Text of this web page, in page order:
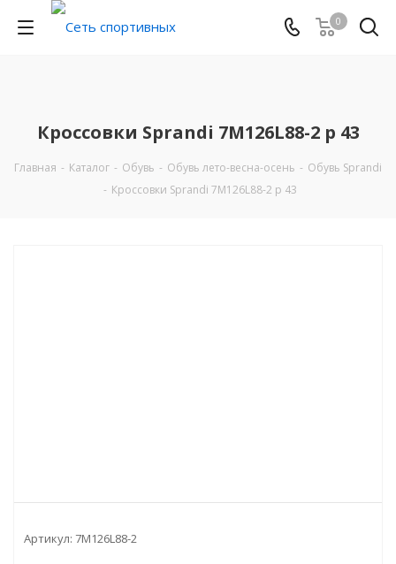
0
Кроссовки Sprandi 7M126L88-2 р 43
Главная - Каталог - Обувь - Обувь лето-весна-осень - Обувь Sprandi
- Кроссовки Sprandi 7M126L88-2 р 43
Артикул: 7M126L88-2